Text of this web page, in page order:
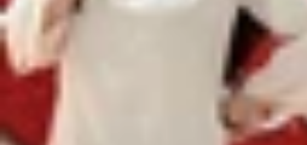
So sánh Nothing
Galaxy A56: Model
Lê Thị Huỳnh Như